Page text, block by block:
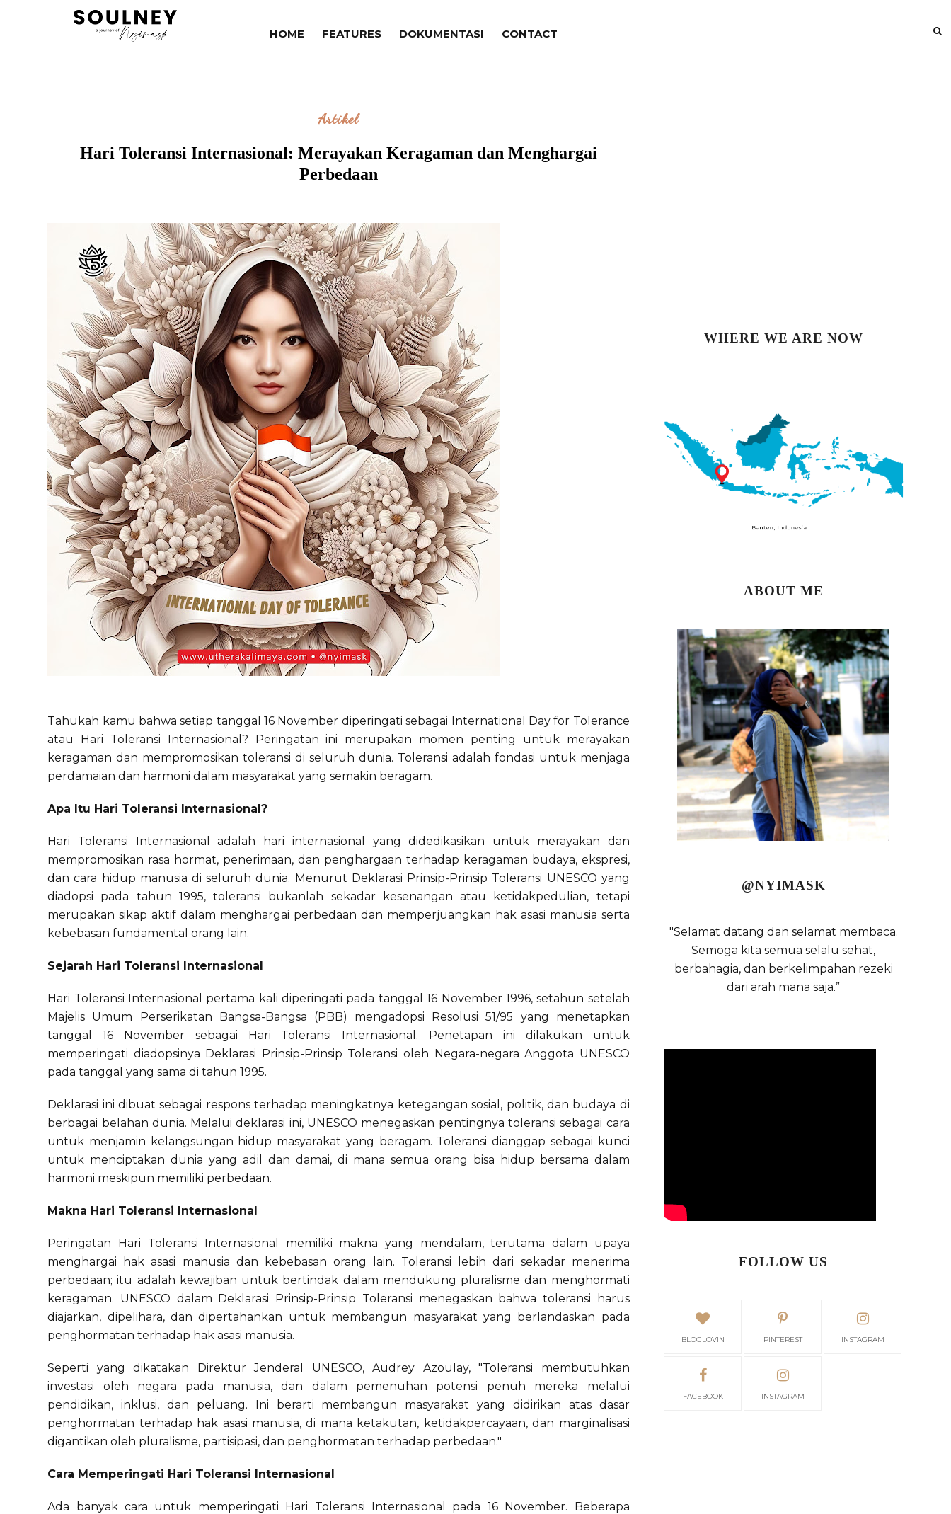
HOME FEATURES DOKUMENTASI CONTACT
Artikel
Hari Toleransi Internasional: Merayakan Keragaman dan Menghargai
Perbedaan
Tahukah kamu bahwa setiap tanggal 16 November diperingati sebagai International Day for Tolerance
atau Hari Toleransi Internasional? Peringatan ini merupakan momen penting untuk merayakan
keragaman dan mempromosikan toleransi di seluruh dunia. Toleransi adalah fondasi untuk menjaga
perdamaian dan harmoni dalam masyarakat yang semakin beragam.
Apa Itu Hari Toleransi Internasional?
Hari Toleransi Internasional adalah hari internasional yang didedikasikan untuk merayakan dan
mempromosikan rasa hormat, penerimaan, dan penghargaan terhadap keragaman budaya, ekspresi,
dan cara hidup manusia di seluruh dunia. Menurut Deklarasi Prinsip-Prinsip Toleransi UNESCO yang
diadopsi pada tahun 1995, toleransi bukanlah sekadar kesenangan atau ketidakpedulian, tetapi
merupakan sikap aktif dalam menghargai perbedaan dan memperjuangkan hak asasi manusia serta
kebebasan fundamental orang lain.
Sejarah Hari Toleransi Internasional
Hari Toleransi Internasional pertama kali diperingati pada tanggal 16 November 1996, setahun setelah
Majelis Umum Perserikatan Bangsa-Bangsa (PBB) mengadopsi Resolusi 51/95 yang menetapkan
tanggal 16 November sebagai Hari Toleransi Internasional. Penetapan ini dilakukan untuk
memperingati diadopsinya Deklarasi Prinsip-Prinsip Toleransi oleh Negara-negara Anggota UNESCO
pada tanggal yang sama di tahun 1995.
Deklarasi ini dibuat sebagai respons terhadap meningkatnya ketegangan sosial, politik, dan budaya di
berbagai belahan dunia. Melalui deklarasi ini, UNESCO menegaskan pentingnya toleransi sebagai cara
untuk menjamin kelangsungan hidup masyarakat yang beragam. Toleransi dianggap sebagai kunci
untuk menciptakan dunia yang adil dan damai, di mana semua orang bisa hidup bersama dalam
harmoni meskipun memiliki perbedaan.
Makna Hari Toleransi Internasional
Peringatan Hari Toleransi Internasional memiliki makna yang mendalam, terutama dalam upaya
menghargai hak asasi manusia dan kebebasan orang lain. Toleransi lebih dari sekadar menerima
perbedaan; itu adalah kewajiban untuk bertindak dalam mendukung pluralisme dan menghormati
keragaman. UNESCO dalam Deklarasi Prinsip-Prinsip Toleransi menegaskan bahwa toleransi harus
diajarkan, dipelihara, dan dipertahankan untuk membangun masyarakat yang berlandaskan pada
penghormatan terhadap hak asasi manusia.
Seperti yang dikatakan Direktur Jenderal UNESCO, Audrey Azoulay, "Toleransi membutuhkan
investasi oleh negara pada manusia, dan dalam pemenuhan potensi penuh mereka melalui
pendidikan, inklusi, dan peluang. Ini berarti membangun masyarakat yang didirikan atas dasar
penghormatan terhadap hak asasi manusia, di mana ketakutan, ketidakpercayaan, dan marginalisasi
digantikan oleh pluralisme, partisipasi, dan penghormatan terhadap perbedaan."
Cara Memperingati Hari Toleransi Internasional
Ada banyak cara untuk memperingati Hari Toleransi Internasional pada 16 November. Beberapa
WHERE WE ARE NOW
ABOUT ME
@NYIMASK
"Selamat datang dan selamat membaca.
Semoga kita semua selalu sehat,
berbahagia, dan berkelimpahan rezeki
dari arah mana saja.”
FOLLOW US
BLOGLOVIN PINTEREST INSTAGRAM
FACEBOOK INSTAGRAM